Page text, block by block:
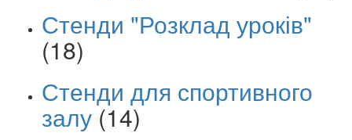
Стенди "Розклад уроків"
(18)
Стенди для спортивного
залу(14)